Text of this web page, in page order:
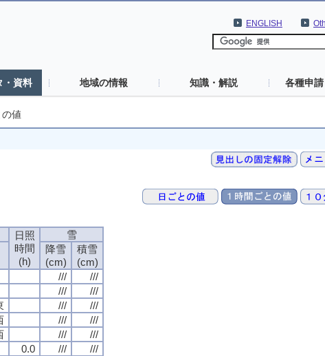
ENGLISH
・資料 地域の情報 知識・解説 各種申
の値
日照
時間
(h)
雪
降雪
(cm)
積雪
(cm)
///
///
///
///
///
///
///
///
///
///
0.0 ///
///
日照
時間
(h)
雪
降雪
(cm)
積雪
(cm)
///
///
///
///
///
///
///
///
///
///
0.0 ///
///
日照
時間
(h)
雪
降雪
(cm)
積雪
(cm)
///
///
///
///
///
///
///
///
///
///
0.0 ///
///
日照
時間
(h)
雪
降雪
(cm)
積雪
(cm)
///
///
///
///
///
///
///
///
///
///
0.0 ///
///